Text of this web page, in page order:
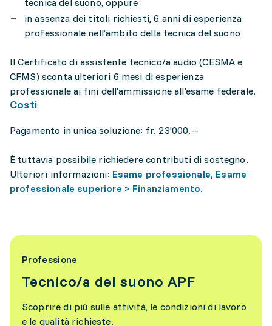
tecnica del suono, oppure
in assenza dei titoli richiesti, 6 anni di esperienza
professionale nell’ambito della tecnica del suono
Il Certificato di assistente tecnico/a audio (CESMA e
CFMS) sconta ulteriori 6 mesi di esperienza
professionale ai fini dell'ammissione all'esame federale.
Costi
Pagamento in unica soluzione: fr. 23'000.--
È tuttavia possibile richiedere contributi di sostegno.
Ulteriori informazioni: Esame professionale, Esame
professionale superiore > Finanziamento.
Professione
Tecnico/a del suono APF
Scoprire di più sulle attività, le condizioni di lavoro
e le qualità richieste.